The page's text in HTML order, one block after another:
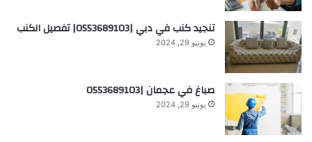
تنجيد كنب في دبي |0553689103| تفصيل الكنب
يونيو 29, 2024
صباغ في عجمان |0553689103
يونيو 29, 2024